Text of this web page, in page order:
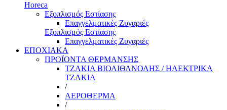
Horeca
Εξοπλισμός Εστίασης
Επαγγελματικές Ζυγαριές
Εξοπλισμός Εστίασης
Επαγγελματικές Ζυγαριές
ΕΠΟΧΙΑΚΑ
ΠΡΟΪΟΝΤΑ ΘΕΡΜΑΝΣΗΣ
ΤΖΑΚΙΑ ΒΙΟΑΙΘΑΝΟΛΗΣ / ΗΛΕΚΤΡΙΚΑ
ΤΖΑΚΙΑ
/
ΑΕΡΟΘΕΡΜΑ
/